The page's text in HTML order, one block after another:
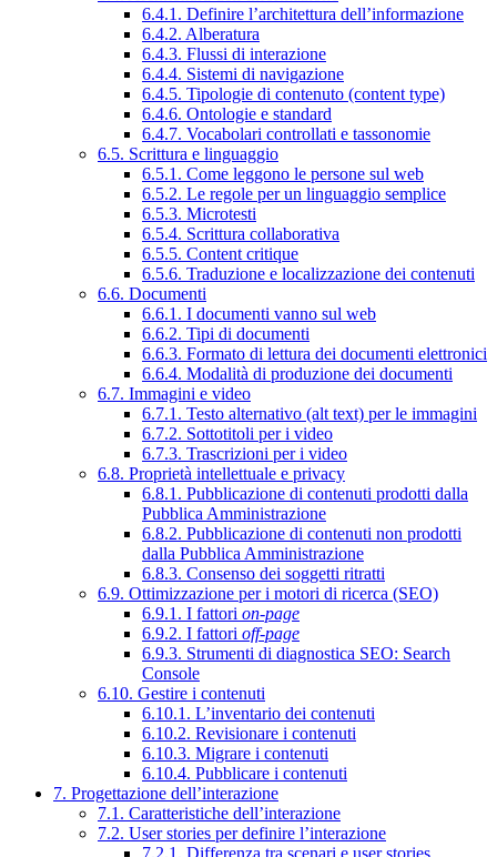
6.4.1. Definire l’architettura dell’informazione
6.4.2. Alberatura
6.4.3. Flussi di interazione
6.4.4. Sistemi di navigazione
6.4.5. Tipologie di contenuto (content type)
6.4.6. Ontologie e standard
6.4.7. Vocabolari controllati e tassonomie
6.5. Scrittura e linguaggio
6.5.1. Come leggono le persone sul web
6.5.2. Le regole per un linguaggio semplice
6.5.3. Microtesti
6.5.4. Scrittura collaborativa
6.5.5. Content critique
6.5.6. Traduzione e localizzazione dei contenuti
6.6. Documenti
6.6.1. I documenti vanno sul web
6.6.2. Tipi di documenti
6.6.3. Formato di lettura dei documenti elettronici
6.6.4. Modalità di produzione dei documenti
6.7. Immagini e video
6.7.1. Testo alternativo (alt text) per le immagini
6.7.2. Sottotitoli per i video
6.7.3. Trascrizioni per i video
6.8. Proprietà intellettuale e privacy
6.8.1. Pubblicazione di contenuti prodotti dalla
Pubblica Amministrazione
6.8.2. Pubblicazione di contenuti non prodotti
dalla Pubblica Amministrazione
6.8.3. Consenso dei soggetti ritratti
6.9. Ottimizzazione per i motori di ricerca (SEO)
6.9.1. I fattori on-page
6.9.2. I fattori off-page
6.9.3. Strumenti di diagnostica SEO: Search
Console
6.10. Gestire i contenuti
6.10.1. L’inventario dei contenuti
6.10.2. Revisionare i contenuti
6.10.3. Migrare i contenuti
6.10.4. Pubblicare i contenuti
7. Progettazione dell’interazione
7.1. Caratteristiche dell’interazione
7.2. User stories per definire l’interazione
7.2.1. Differenza tra scenari e user stories